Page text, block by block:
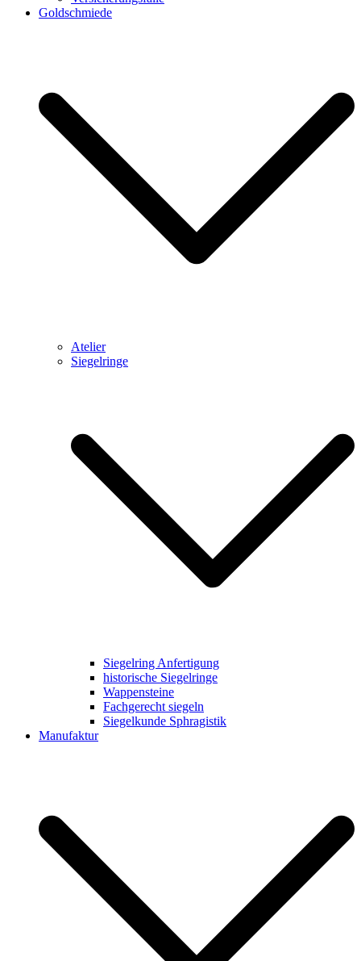
Goldschmiede
Atelier
Siegelringe
Siegelring Anfertigung
historische Siegelringe
Wappensteine
Fachgerecht siegeln
Siegelkunde Sphragistik
Manufaktur